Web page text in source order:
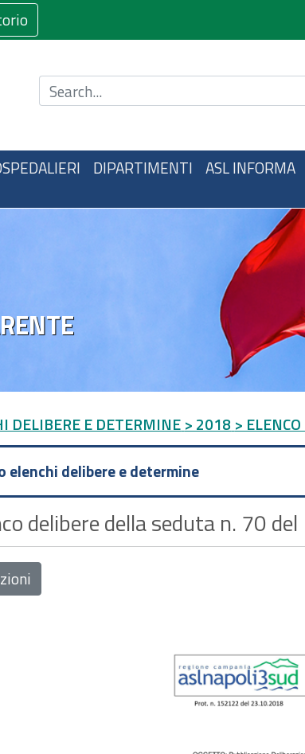
Cerca nel sito
DIPARTIMENTI ASL INFORMA
DELIBERE E DETERMINE > 2018 >
elenchi delibere e determine
delibere della seduta n. 70